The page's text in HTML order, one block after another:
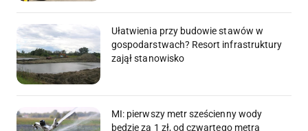
Ułatwienia przy budowie stawów w
gospodarstwach? Resort infrastruktury
zajął stanowisko
MI: pierwszy metr sześcienny wody
będzie za 1 zł, od czwartego metra